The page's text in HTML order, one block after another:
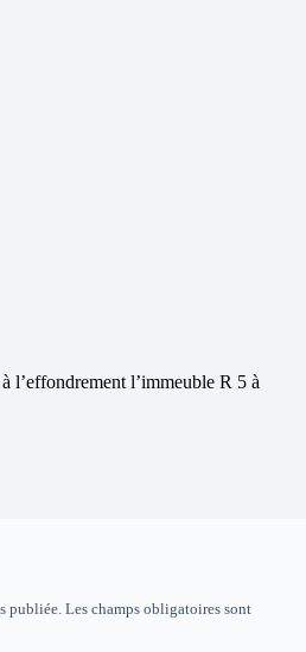
l’effondrement l’immeuble R 5 à
publiée. Les champs obligatoires sont